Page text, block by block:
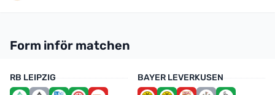
Form inför matchen
RB LEIPZIG BAYER LEVERKUSEN